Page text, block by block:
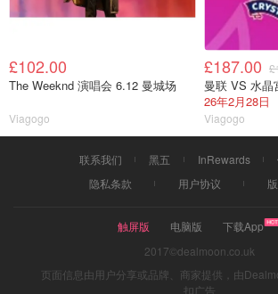
£102.00
The Weeknd 演唱会 6.12 曼城场
Viagogo
£187.00
曼联 VS 水晶
26年2月28日
Viagogo
联系我们 黑五 InRewards
隐私条款
用户协议
触屏版 电脑版
下载App
2017©dealmoon.co.uk
页面信息由用户分享或品牌、商家提供，由
扣广告